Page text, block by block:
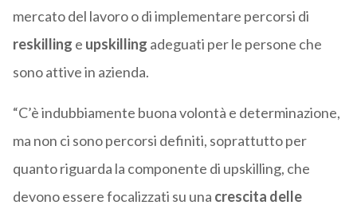
mercato del lavoro o di implementare percorsi di
reskilling e upskilling adeguati per le persone che
sono attive in azienda.
“C’è indubbiamente buona volontà e determinazione,
ma non ci sono percorsi definiti, soprattutto per
quanto riguarda la componente di upskilling, che
devono essere focalizzati su una crescita delle